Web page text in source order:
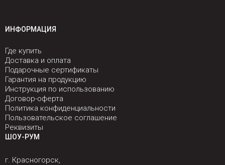
ИНФОРМАЦИЯ
Где купить
Доставка и оплата
Подарочные сертификаты
Гарантия на продукцию
Инструкция по использованию
Договор-оферта
Политика конфиденциальности
Пользовательское соглашение
Реквизиты
ШОУ-РУМ
г. Красногорск,